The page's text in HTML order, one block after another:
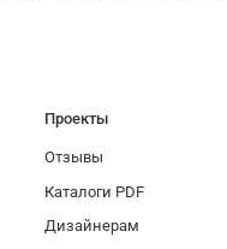
Проекты
Отзывы
Каталоги PDF
Дизайнерам